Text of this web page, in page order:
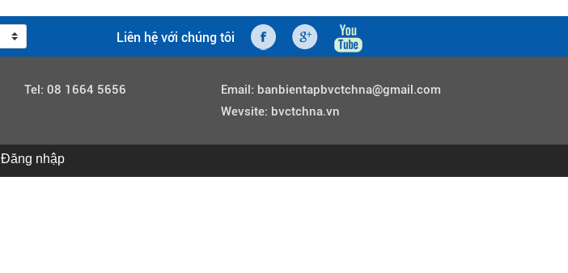
Liên hệ với chúng tôi
Tel: 08 1664 5656 Email: banbientapbvctchna@gmail.com
Wevsite: bvctchna.vn
Đăng nhập